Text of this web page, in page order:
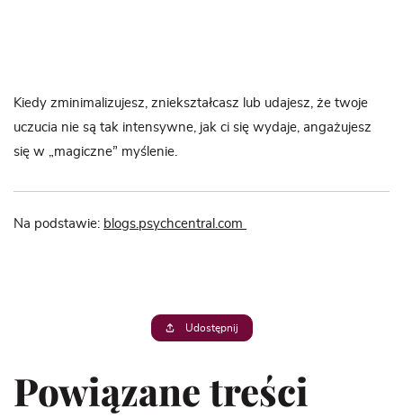
Kiedy zminimalizujesz, zniekształcasz lub udajesz, że twoje
uczucia nie są tak intensywne, jak ci się wydaje, angażujesz
się w „magiczne” myślenie.
Na podstawie: blogs.psychcentral.com
Udostępnij
Powiązane treści